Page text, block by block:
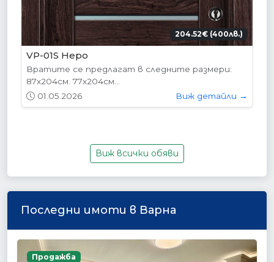
204.52€ (400лв.)
VP-01S Hepo
Вратите се предлагат в следните размери:
87х204см. 77х204см...
01.05.2026
Виж детайли →
Виж всички обяви
Последни имоти в Варна
Продажба